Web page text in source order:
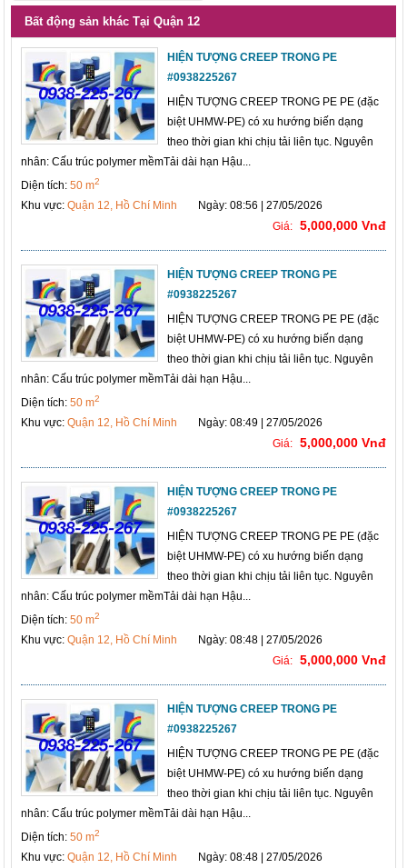
Bất động sản khác Tại Quận 12
HIỆN TƯỢNG CREEP TRONG PE
#0938225267
HIỆN TƯỢNG CREEP TRONG PE PE (đặc
biệt UHMW-PE) có xu hướng biến dạng
theo thời gian khi chịu tải liên tục. Nguyên
nhân: Cấu trúc polymer mềmTải dài hạn Hậu...
Diện tích:50 m2
Khu vực:Quận 12, Hồ Chí Minh
Ngày: 08:56 | 27/05/2026
Giá: 5,000,000 Vnđ
HIỆN TƯỢNG CREEP TRONG PE
#0938225267
HIỆN TƯỢNG CREEP TRONG PE PE (đặc
biệt UHMW-PE) có xu hướng biến dạng
theo thời gian khi chịu tải liên tục. Nguyên
nhân: Cấu trúc polymer mềmTải dài hạn Hậu...
Diện tích:50 m2
Khu vực:Quận 12, Hồ Chí Minh
Ngày: 08:49 | 27/05/2026
Giá: 5,000,000 Vnđ
HIỆN TƯỢNG CREEP TRONG PE
#0938225267
HIỆN TƯỢNG CREEP TRONG PE PE (đặc
biệt UHMW-PE) có xu hướng biến dạng
theo thời gian khi chịu tải liên tục. Nguyên
nhân: Cấu trúc polymer mềmTải dài hạn Hậu...
Diện tích:50 m2
Khu vực:Quận 12, Hồ Chí Minh
Ngày: 08:48 | 27/05/2026
Giá: 5,000,000 Vnđ
HIỆN TƯỢNG CREEP TRONG PE
#0938225267
HIỆN TƯỢNG CREEP TRONG PE PE (đặc
biệt UHMW-PE) có xu hướng biến dạng
theo thời gian khi chịu tải liên tục. Nguyên
nhân: Cấu trúc polymer mềmTải dài hạn Hậu...
Diện tích:50 m2
Khu vực:Quận 12, Hồ Chí Minh
Ngày: 08:48 | 27/05/2026